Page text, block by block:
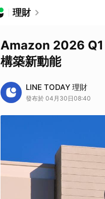
理財
Amazon 2026 Q1
構築新動能
LINE TODAY 理財
發布於 04月30日08:40